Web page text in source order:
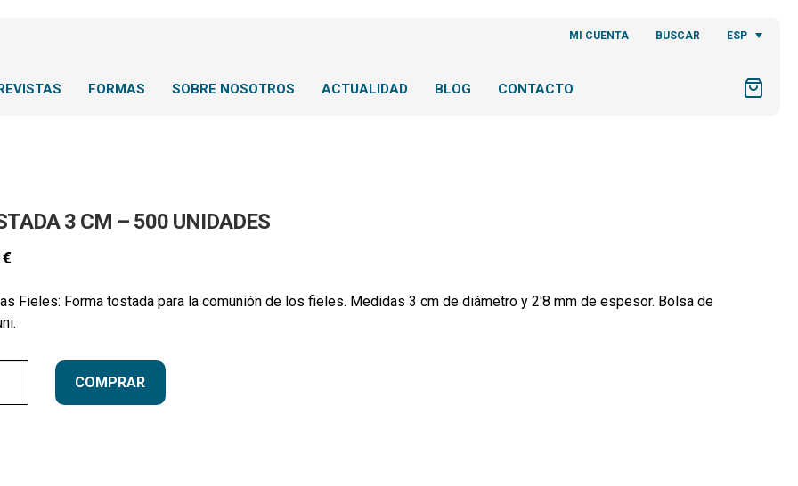
MI CUENTA BUSCAR ESP
FORMAS SOBRE NOSOTROS ACTUALIDAD BLOG CONTACTO
3 CM – 500 UNIDADES
€
Fieles: Forma tostada para la comunión de los fieles. Medidas 3 cm de diámetro y 2'8 mm de espesor. Bolsa de
COMPRAR